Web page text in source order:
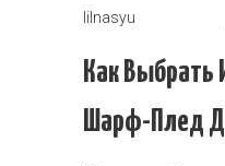
lilnasyu
Как
Шарф-Плед